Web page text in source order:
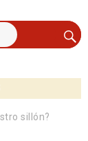
sillón?